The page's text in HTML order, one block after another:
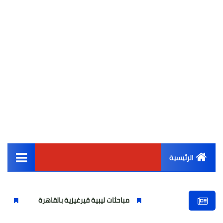
الرئيسية
أخبار مصر
مباحثات ليبية قيرغيزية بالقاهرة نقيب